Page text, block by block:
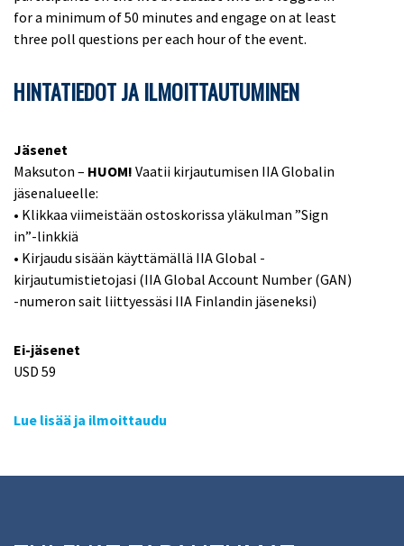
for a minimum of 50 minutes and engage on at least
three poll questions per each hour of the event.
HINTATIEDOT JA ILMOITTAUTUMINEN
Jäsenet
Maksuton – HUOM! Vaatii kirjautumisen IIA Globalin
jäsenalueelle:
• Klikkaa viimeistään ostoskorissa yläkulman ”Sign
in”-linkkiä
• Kirjaudu sisään käyttämällä IIA Global -
kirjautumistietojasi (IIA Global Account Number (GAN)
-numeron sait liittyessäsi IIA Finlandin jäseneksi)
Ei-jäsenet
USD 59
Lue lisää ja ilmoittaudu